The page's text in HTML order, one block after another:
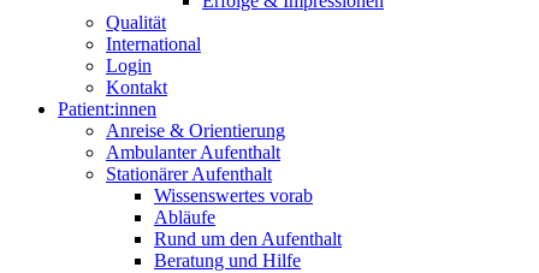
Qualität
International
Login
Kontakt
Patient:innen
Anreise & Orientierung
Ambulanter Aufenthalt
Stationärer Aufenthalt
Wissenswertes vorab
Abläufe
Rund um den Aufenthalt
Beratung und Hilfe